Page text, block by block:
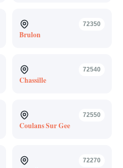
72350
Brulon
72540
Chassille
72550
Coulans Sur Gee
72270